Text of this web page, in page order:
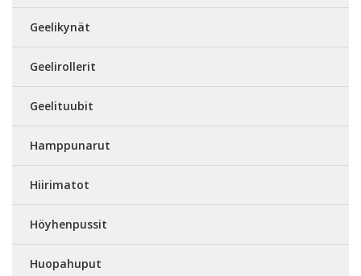
Geelikynät
Geelirollerit
Geelituubit
Hamppunarut
Hiirimatot
Höyhenpussit
Huopahuput